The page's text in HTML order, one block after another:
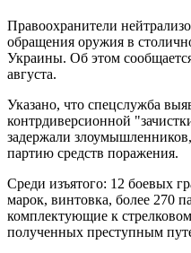
Правоохранители
обращения оружия в
Украины. Об этом
августа.
Указано, что спецслужба
контрдиверсионной
задержали
партию средств поражения.
Среди изъятого: 12 боевых
марок, винтовка, более 270
комплектующие к
полученных преступным